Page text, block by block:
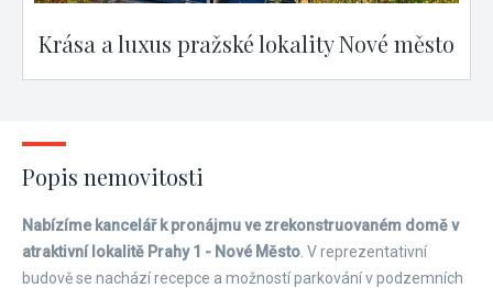
Krása a luxus pražské lokality Nové město
Popis nemovitosti
Nabízíme kancelář k pronájmu ve zrekonstruovaném domě v
atraktivní lokalitě Prahy 1 - Nové Město . V reprezentativní
budově se nachází recepce a možností parkování v podzemních